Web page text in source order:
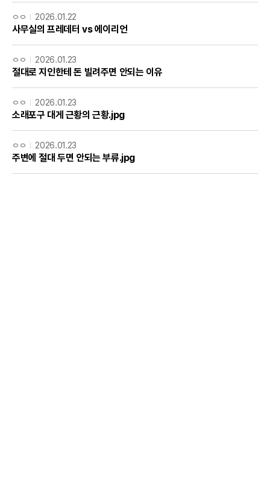
ㅇㅇ 2026.01.22
사무실의 프레데터 vs 에이리언
ㅇㅇ 2026.01.23
절대로 지인한테 돈 빌려주면 안되는 이유
ㅇㅇ 2026.01.23
소래포구 대게 근황의 근황.jpg
ㅇㅇ 2026.01.23
주변에 절대 두면 안되는 부류.jpg